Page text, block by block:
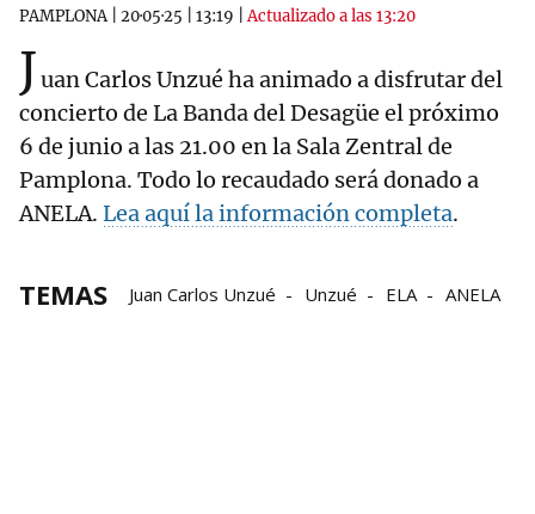
PAMPLONA| 20·05·25 13:19 |Actualizado a las 13:20
Juan Carlos Unzué ha animado a disfrutar del
concierto de La Banda del Desagüe el próximo
6 de junio a las 21.00 en la Sala Zentral de
Pamplona. Todo lo recaudado será donado a
ANELA. Lea aquí la información completa.
TEMAS Juan Carlos Unzué Unzué ELA ANELA